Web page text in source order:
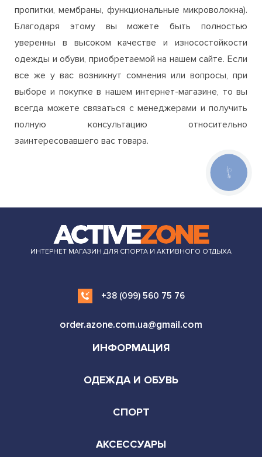
пропитки, мембраны, функциональные микроволокна).
Благодаря этому вы можете быть полностью
уверенны в высоком качестве и износостойкости
одежды и обуви, приобретаемой на нашем сайте. Если
все же у вас возникнут сомнения или вопросы, при
выборе и покупке в нашем интернет-магазине, то вы
всегда можете связаться с менеджерами и получить
полную консультацию относительно
заинтересовавшего вас товара.
ИНТЕРНЕТ МАГАЗИН ДЛЯ СПОРТА И АКТИВНОГО ОТДЫХА
+38 (099) 560 75 76
order.azone.com.ua@gmail.com
ИНФОРМАЦИЯ
ОДЕЖДА И ОБУВЬ
СПОРТ
АКСЕССУАРЫ